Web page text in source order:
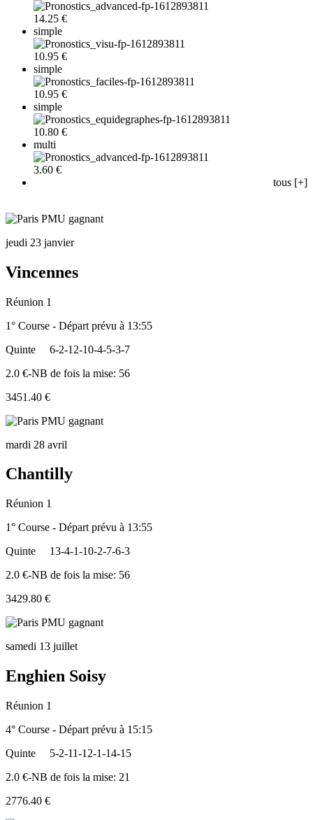
14.25 €
simple
10.95 €
simple
10.95 €
simple
10.80 €
multi
3.60 €
tous [+]
jeudi 23 janvier
Vincennes
Réunion 1
1° Course - Départ prévu à 13:55
Quinte
6-2-12-10-4-5-3-7
2.0 €-NB de fois la mise: 56
3451.40 €
mardi 28 avril
Chantilly
Réunion 1
1° Course - Départ prévu à 13:55
Quinte
13-4-1-10-2-7-6-3
2.0 €-NB de fois la mise: 56
3429.80 €
samedi 13 juillet
Enghien Soisy
Réunion 1
4° Course - Départ prévu à 15:15
Quinte
5-2-11-12-1-14-15
2.0 €-NB de fois la mise: 21
2776.40 €